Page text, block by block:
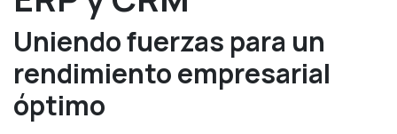
Uniendo fuerzas para un
rendimiento empresarial
óptimo